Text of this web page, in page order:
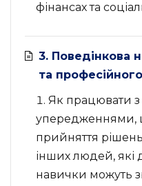
фінансах та
3. Поведінкова
та
Як працювати з
упередженнями,
прийняття
інших людей, які
навички можуть